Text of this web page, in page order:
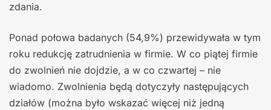
zdania.
Ponad połowa badanych (54,9%) przewidywała w tym
roku redukcję zatrudnienia w firmie. W co piątej firmie
do zwolnień nie dojdzie, a w co czwartej – nie
wiadomo. Zwolnienia będą dotyczyły następujących
działów (można było wskazać więcej niż jedną